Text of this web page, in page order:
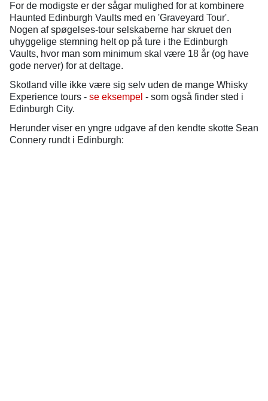
For de modigste er der sågar mulighed for at kombinere
Haunted Edinburgh Vaults med en 'Graveyard Tour'.
Nogen af spøgelses-tour selskaberne har skruet den
uhyggelige stemning helt op på ture i the Edinburgh
Vaults, hvor man som minimum skal være 18 år (og have
gode nerver) for at deltage.
Skotland ville ikke være sig selv uden de mange Whisky
Experience tours - se eksempel - som også finder sted i
Edinburgh City.
Herunder viser en yngre udgave af den kendte skotte Sean
Connery rundt i Edinburgh: